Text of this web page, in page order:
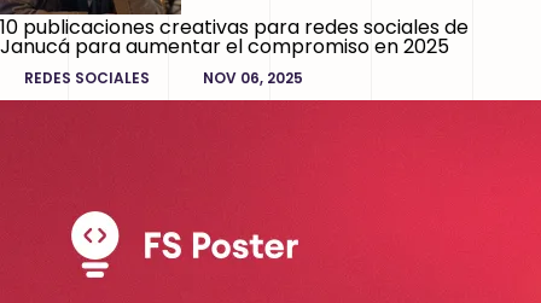
10 publicaciones creativas para redes sociales de
Janucá para aumentar el compromiso en 2025
REDES SOCIALES NOV 06, 2025